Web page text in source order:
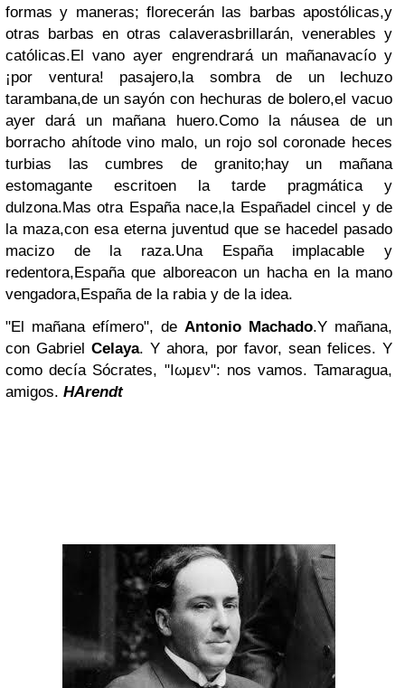
formas y maneras; florecerán las barbas apostólicas,y
otras barbas en otras calaverasbrillarán, venerables y
católicas.El vano ayer engrendrará un mañanavacío y
¡por ventura! pasajero,la sombra de un lechuzo
tarambana,de un sayón con hechuras de bolero,el vacuo
ayer dará un mañana huero.Como la náusea de un
borracho ahítode vino malo, un rojo sol coronade heces
turbias las cumbres de granito;hay un mañana
estomagante escritoen la tarde pragmática y
dulzona.Mas otra España nace,la Españadel cincel y de
la maza,con esa eterna juventud que se hacedel pasado
macizo de la raza.Una España implacable y
redentora,España que alboreacon un hacha en la mano
vengadora,España de la rabia y de la idea.
"El mañana efímero", de Antonio Machado.Y mañana,
con GabrielCelaya. Y ahora, por favor, sean felices. Y
como decía Sócrates, "Ιωμεν": nos vamos. Tamaragua,
amigos. HArendt